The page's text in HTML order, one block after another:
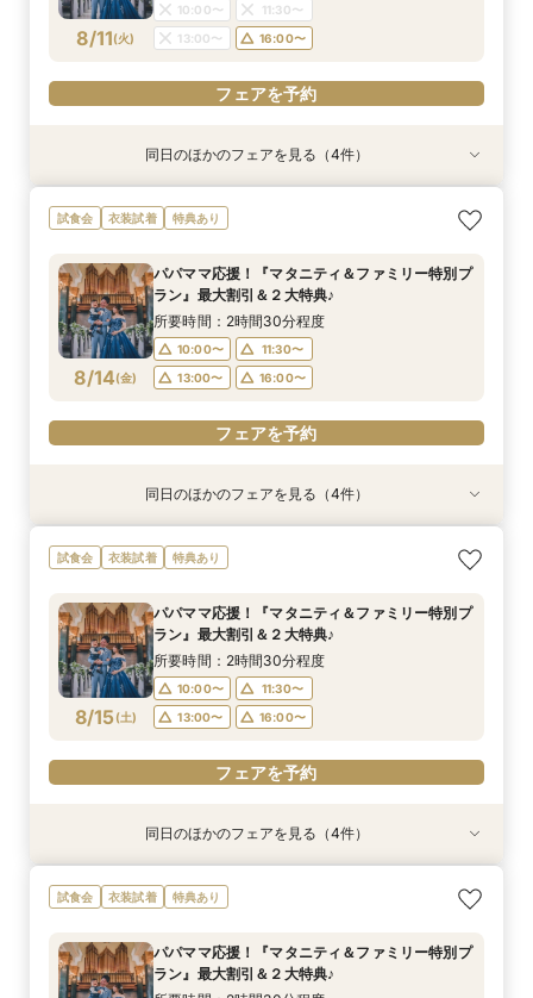
8/11(火)
10:00〜
11:30〜
13:00〜
16:00〜
フェアを予約
衣装試着 特典あり
8/11(火)
【ドレス重視オススメ◎】人気ドレス２５万円
OFF*来館特典×無料試食付
10:00〜
11:30〜
13:00〜
16:00〜
フェアを予約
特典あり
8/11(火)
【少人数婚応援】来館でヘアコスメ＆1万円ギフ
トGET！特典・試食フェア
10:00〜
11:30〜
13:00〜
16:00〜
フェアを予約
衣装試着 特典あり
8/11(火)
【ペット婚人気NO.1】愛犬と誓うリングドッグ演
出×豪華試食フェア*最大15大特典付き
10:00〜
11:30〜
13:00〜
16:00〜
フェアを予約
衣装試着 特典あり
8/11(火)
卒花支持率◎*英国伝統の大聖堂チャペル見学×
最大150万円特典＆来館２大特典*試食付き
10:00〜
11:30〜
13:00〜
16:00〜
フェアを予約
同日のほかのフェアを見る（4件）
試食会 衣装試着 特典あり
8/14(金)
パパママ応援！『マタニティ＆ファミリー特別プ
ラン』最大割引＆２大特典♪
所要時間：2時間30分程度
10:00〜
11:30〜
13:00〜
16:00〜
フェアを予約
衣装試着 特典あり
8/14(金)
【ドレス重視オススメ◎】人気ドレス２５万円
OFF*来館特典×無料試食付
10:00〜
11:30〜
13:00〜
16:00〜
フェアを予約
特典あり
8/14(金)
【少人数婚応援】来館でヘアコスメ＆1万円ギフ
トGET！特典・試食フェア
10:00〜
11:30〜
13:00〜
16:00〜
フェアを予約
衣装試着 特典あり
8/14(金)
卒花オススメ◎英国伝統の大聖堂チャペル*最大
150万円割引×来館特典ギフト券１万円
10:00〜
11:30〜
13:00〜
16:00〜
フェアを予約
衣装試着 特典あり
8/14(金)
【ペット婚人気NO.1】愛犬と誓うリングドッグ演
出×豪華試食フェア*最大15大特典付き
10:00〜
11:30〜
13:00〜
16:00〜
フェアを予約
同日のほかのフェアを見る（4件）
試食会 衣装試着 特典あり
8/15(土)
パパママ応援！『マタニティ＆ファミリー特別プ
ラン』最大割引＆２大特典♪
所要時間：2時間30分程度
10:00〜
11:30〜
13:00〜
16:00〜
フェアを予約
衣装試着 特典あり
【ドレス重視オススメ◎】人気ドレス２５万円
OFF*来館特典×無料試食付
10:00〜
11:30〜
特典あり
【少人数婚応援】来館でヘアコスメ＆1万円ギフ
トGET！特典・試食フェア
10:00〜
11:30〜
衣装試着 特典あり
卒花オススメ◎英国伝統の大聖堂チャペル*最大
150万円割引×来館特典ギフト券１万円
10:00〜
11:30〜
衣装試着 特典あり
【ペット婚人気NO.1】愛犬と誓うリングドッグ演
出×豪華試食フェア*最大15大特典付き
10:00〜
11:30〜
同日のほかのフェアを見る（4件）
試食会 衣装試着 特典あり
パパママ応援！『マタニティ＆ファミリー特別プ
ラン』最大割引＆２大特典♪